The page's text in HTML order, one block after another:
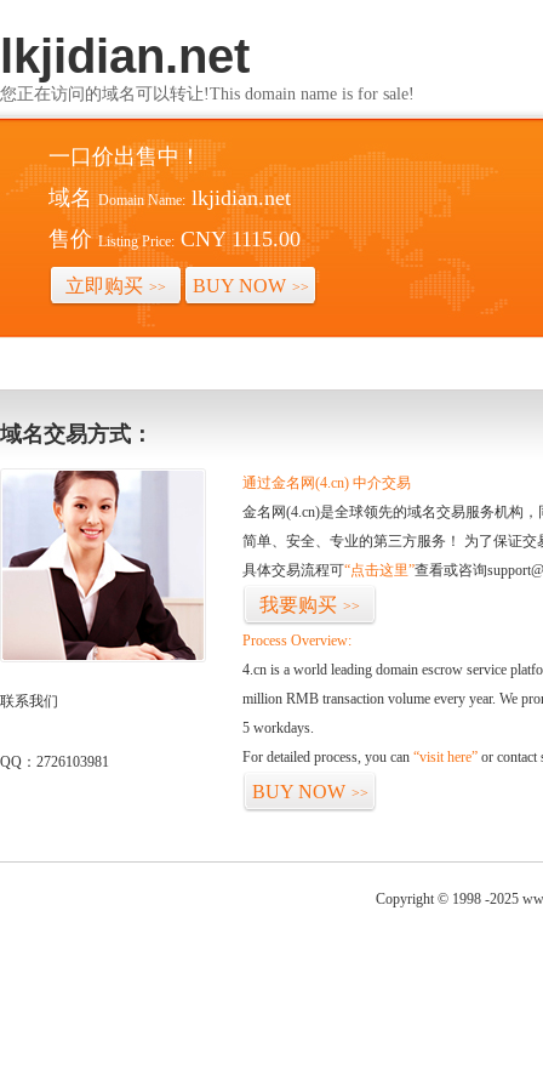
lkjidian.net
您正在访问的域名可以转让!This domain name is for sale!
一口价出售中！
域名 Domain Name: lkjidian.net
售价 Listing Price: CNY 1115.00
立即购买 >> BUY NOW >>
域名交易方式：
联系我们
QQ：2726103981
通过金名网(4.cn) 中介交易
金名网(4.cn)是全球领先的域名交易服务机构
简单、安全、专业的第三方服务！ 为了保证
具体交易流程可“点击这里”查看或咨询
我要购买 >>
Process Overview:
4.cn is a world leading domain escrow service
million RMB transaction volume every year. We
5 workdays.
For detailed process, you can “visit here” or contact
BUY NOW >>
Copyright © 1998 -2025